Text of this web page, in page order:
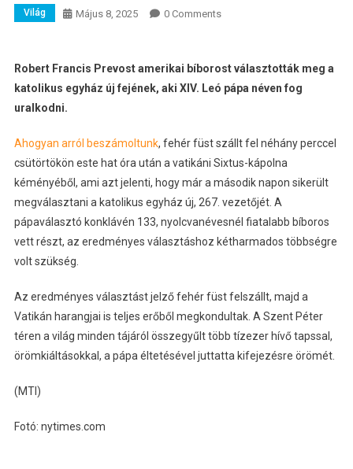
Világ Május 8, 2025 0 Comments
Robert Francis Prevost amerikai bíborost választották meg a
katolikus egyház új fejének, aki XIV. Leó pápa néven fog
uralkodni.
Ahogyan arról beszámoltunk, fehér füst szállt fel néhány perccel
csütörtökön este hat óra után a vatikáni Sixtus-kápolna
kéményéből, ami azt jelenti, hogy már a második napon sikerült
megválasztani a katolikus egyház új, 267. vezetőjét. A
pápaválasztó konklávén 133, nyolcvanévesnél fiatalabb bíboros
vett részt, az eredményes választáshoz kétharmados többségre
volt szükség.
Az eredményes választást jelző fehér füst felszállt, majd a
Vatikán harangjai is teljes erőből megkondultak. A Szent Péter
téren a világ minden tájáról összegyűlt több tízezer hívő tapssal,
örömkiáltásokkal, a pápa éltetésével juttatta kifejezésre örömét.
(MTI)
Fotó: nytimes.com